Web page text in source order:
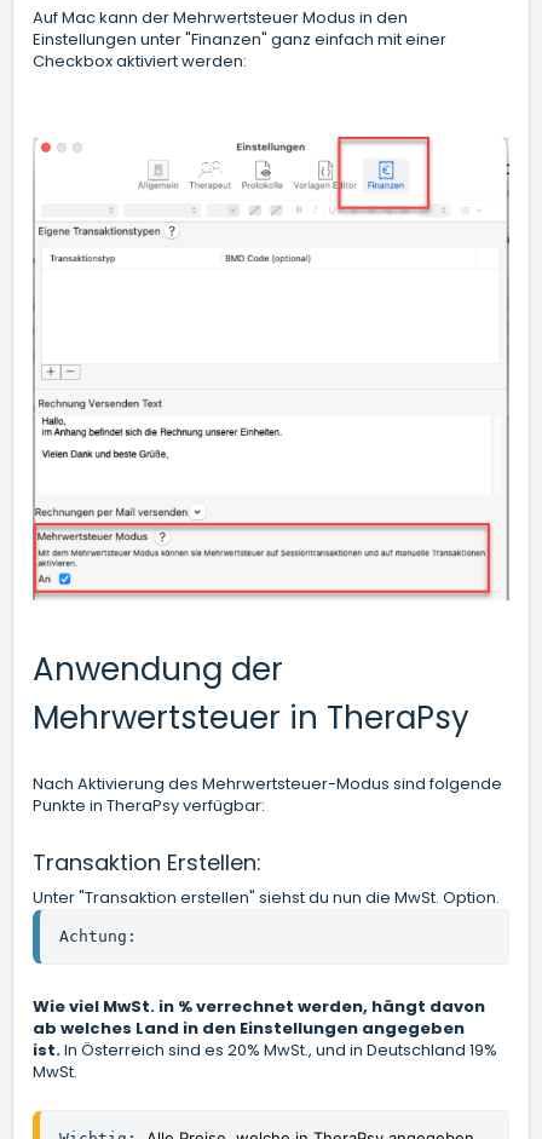
Auf Mac kann der Mehrwertsteuer Modus in den
Einstellungen unter "Finanzen" ganz einfach mit einer
Checkbox aktiviert werden:
Anwendung der
Mehrwertsteuer in TheraPsy
Nach Aktivierung des Mehrwertsteuer-Modus sind folgende
Punkte in TheraPsy verfügbar:
Transaktion Erstellen:
Unter "Transaktion erstellen" siehst du nun die MwSt. Option.
Achtung:
Wie viel MwSt. in % verrechnet werden, hängt davon
ab welches Land in den Einstellungen angegeben
ist.In Österreich sind es 20% MwSt., und in Deutschland 19%
MwSt.